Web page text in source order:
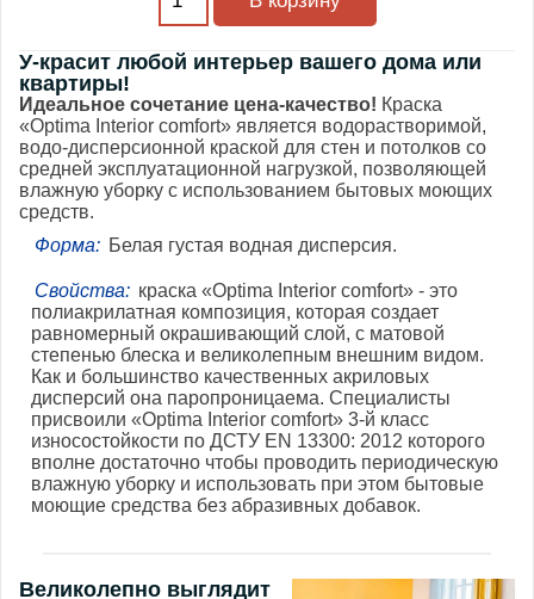
У-красит любой интерьер вашего дома или
квартиры!
Идеальное сочетание цена-качество! Краска
«Optima Interior comfort» является водорастворимой,
водо-дисперсионной краской для стен и потолков со
средней эксплуатационной нагрузкой, позволяющей
влажную уборку с использованием бытовых моющих
средств.
Форма: Белая густая водная дисперсия.
Свойства: краска «Optima Interior comfort» - это
полиакрилатная композиция, которая создает
равномерный окрашивающий слой, с матовой
степенью блеска и великолепным внешним видом.
Как и большинство качественных акриловых
дисперсий она паропроницаема. Специалисты
присвоили «Optima Interior comfort» 3-й класс
износостойкости по ДСТУ EN 13300: 2012 которого
вполне достаточно чтобы проводить периодическую
влажную уборку и использовать при этом бытовые
моющие средства без абразивных добавок.
Великолепно выглядит